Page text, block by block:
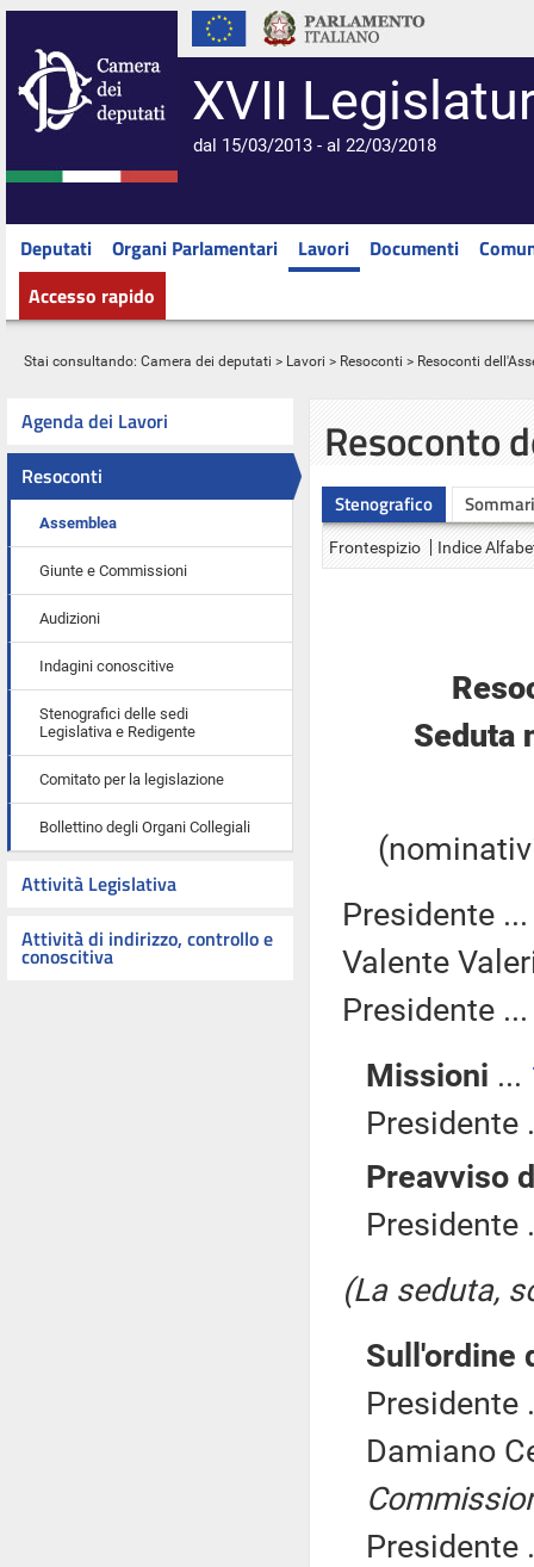
XVII
dal 15/03/2013 - al 22/03/2018
Deputati Organi Parlamentari Lavori Documenti
Accesso rapido
Stai consultando: Camera dei deputati > Lavori > Resoconti > Resoconti
Agenda dei Lavori
Resoconti
Assemblea
Giunte e Commissioni
Audizioni
Indagini conoscitive
Stenografici delle sedi
Legislativa e Redigente
Comitato per la legislazione
Bollettino degli Organi Collegiali
Attività Legislativa
Attività di indirizzo, controllo e
conoscitiva
Resoconto
Stenografico
Frontespizio Indice
Seduta
Presidente
Valente
Presidente
Missioni ...
Presidente
Preavviso
Presidente
(La seduta,
Sull'ordine
Presidente
Damiano
Presidente